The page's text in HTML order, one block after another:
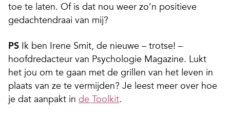
toe te laten. Of is dat nou weer zo’n positieve
gedachtendraai van mij?
PS Ik ben Irene Smit, de nieuwe – trotse! –
hoofdredacteur van Psychologie Magazine. Lukt
het jou om te gaan met de grillen van het leven in
plaats van ze te vermijden? Je leest meer over hoe
je dat aanpakt in de Toolkit.